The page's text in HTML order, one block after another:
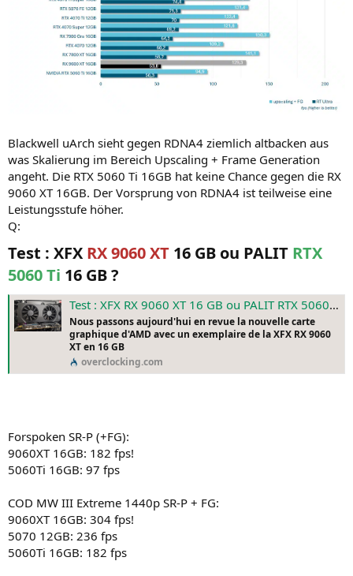
Blackwell uArch sieht gegen RDNA4 ziemlich altbacken aus
was Skalierung im Bereich Upscaling + Frame Generation
angeht. Die RTX 5060 Ti 16GB hat keine Chance gegen die RX
9060 XT 16GB. Der Vorsprung von RDNA4 ist teilweise eine
Leistungsstufe höher.
Q:
Test : XFX RX 9060 XT 16 GB ou PALIT RTX
5060 Ti 16 GB ?​
Test : XFX RX 9060 XT 16 GB ou PALIT RTX 5060 Ti 16 GB ? - Page 8 sur 12 - Overclocking.com
Nous passons aujourd'hui en revue la nouvelle carte
graphique d'AMD avec un exemplaire de la XFX RX 9060
XT en 16 GB
overclocking.com
Forspoken SR-P (+FG):
9060XT 16GB: 182 fps!
5060Ti 16GB: 97 fps
COD MW III Extreme 1440p SR-P + FG:
9060XT 16GB: 304 fps!
5070 12GB: 236 fps
5060Ti 16GB: 182 fps